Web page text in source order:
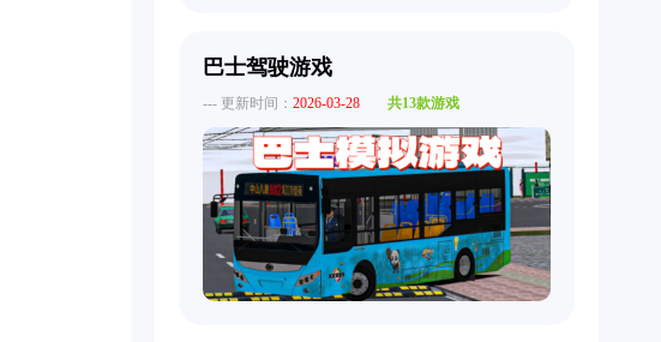
巴士驾驶游戏
--- 更新时间： 2026-03-28 共13款游戏